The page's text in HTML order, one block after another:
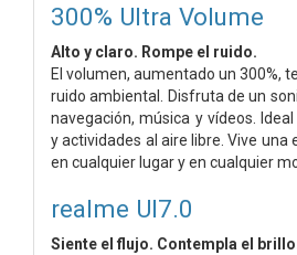
300% Ultra Volume
Alto y claro. Rompe el ruido.
El volumen, aumentado un 300%,
ruido ambiental. Disfruta de un
navegación, música y vídeos.
y actividades al aire libre. Vive una
en cualquier lugar y en cualquier
realme UI7.0
Siente el flujo. Contempla el